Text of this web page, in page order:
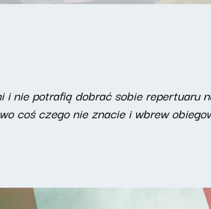
nie potrafią dobrać sobie repertuaru
coś czego nie znacie i wbrew